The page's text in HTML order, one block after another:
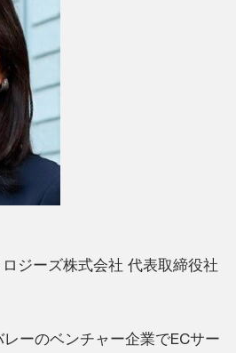
ジーズ株式会社 代表取締役社
ーのベンチャー企業でECサー